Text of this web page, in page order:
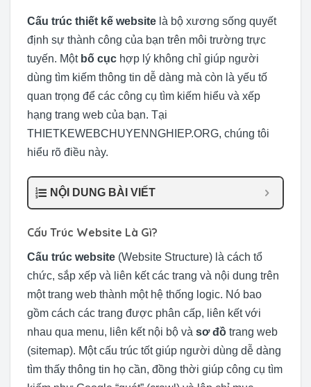
Cấu trúc thiết kế website là bộ xương sống quyết
định sự thành công của bạn trên môi trường trực
tuyến. Một bố cục hợp lý không chỉ giúp người
dùng tìm kiếm thông tin dễ dàng mà còn là yếu tố
quan trọng để các công cụ tìm kiếm hiểu và xếp
hạng trang web của bạn. Tại
THIETKEWEBCHUYENNGHIEP.ORG, chúng tôi
hiểu rõ điều này.
NỘI DUNG BÀI VIẾT
Cấu Trúc Website Là Gì?
Cấu trúc website (Website Structure) là cách tổ
chức, sắp xếp và liên kết các trang và nội dung trên
một trang web thành một hệ thống logic. Nó bao
gồm cách các trang được phân cấp, liên kết với
nhau qua menu, liên kết nội bộ và sơ đồ trang web
(sitemap). Một cấu trúc tốt giúp người dùng dễ dàng
tìm thấy thông tin họ cần, đồng thời giúp công cụ tìm